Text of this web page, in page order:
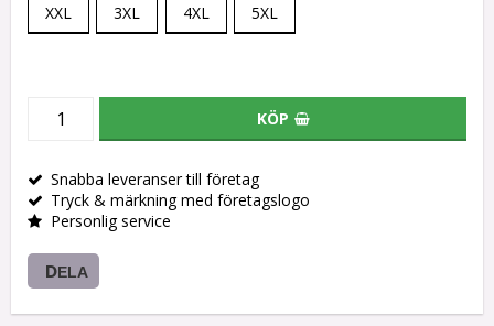
XXL 3XL 4XL 5XL
KÖP
Snabba leveranser till företag
Tryck & märkning med företagslogo
Personlig service
DELA